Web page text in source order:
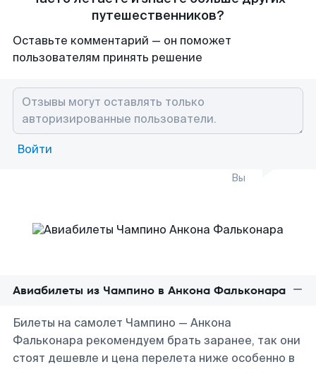
путешественников?
Оставьте комментарий — он поможет
пользователям принять решение
Войти
Вы
Авиабилеты из Чампино в Анкона Фальконара
Билеты на самолет Чампино — Анкона
Фальконара рекомендуем брать заранее, так они
стоят дешевле и цена перелета ниже особенно в